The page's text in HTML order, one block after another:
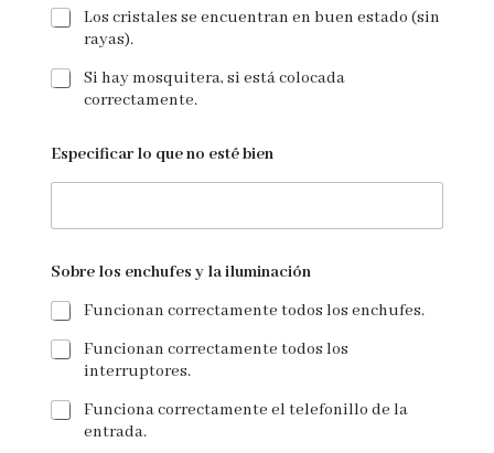
Los cristales se encuentran en buen estado (sin
rayas).
Si hay mosquitera, si está colocada
correctamente.
Especificar lo que no esté bien
Sobre los enchufes y la iluminación
Funcionan correctamente todos los enchufes.
Funcionan correctamente todos los
interruptores.
Funciona correctamente el telefonillo de la
entrada.